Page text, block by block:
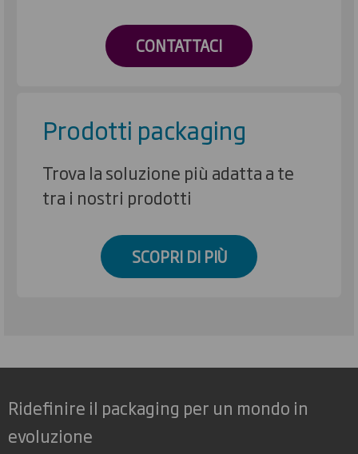
CONTATTACI
Prodotti packaging
Trova la soluzione più adatta a te
tra i nostri prodotti
SCOPRI DI PIÙ
Ridefinire il packaging per un mondo in
evoluzione